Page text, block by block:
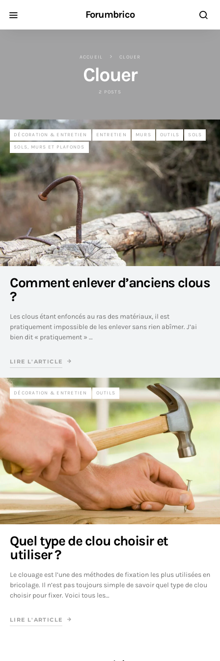
Forumbrico
ACCUEIL CLOUER
Clouer
2 POSTS
DÉCORATION & ENTRETIEN ENTRETIEN MURS OUTILS SOLS
SOLS, MURS ET PLAFONDS
Comment enlever d’anciens clous
?
Les clous étant enfoncés au ras des matériaux, il est
pratiquement impossible de les enlever sans rien abîmer. J’ai
bien dit « pratiquement » …
LIRE L'ARTICLE
DÉCORATION & ENTRETIEN OUTILS
Quel type de clou choisir et
utiliser ?
Le clouage est l’une des méthodes de fixation les plus utilisées en
bricolage. Il n’est pas toujours simple de savoir quel type de clou
choisir pour fixer. Voici tous les…
LIRE L'ARTICLE